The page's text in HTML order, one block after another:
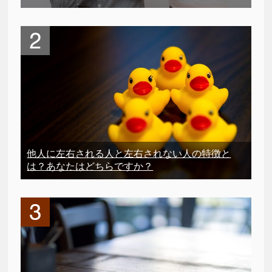
他人に左右される人と左右されない人の特徴と
は？あなたはどちらですか？